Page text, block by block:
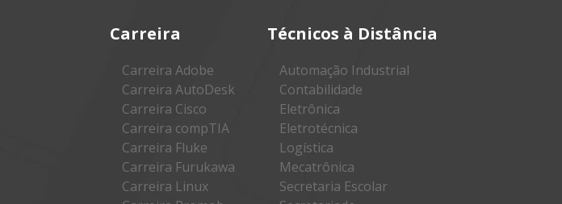
Carreira
Carreira Adobe
Carreira AutoDesk
Carreira Cisco
Carreira compTIA
Carreira Fluke
Carreira Furukawa
Carreira Linux
Técnicos à Distância
Automação Industrial
Contabilidade
Eletrônica
Eletrotécnica
Logística
Mecatrônica
Secretaria Escolar